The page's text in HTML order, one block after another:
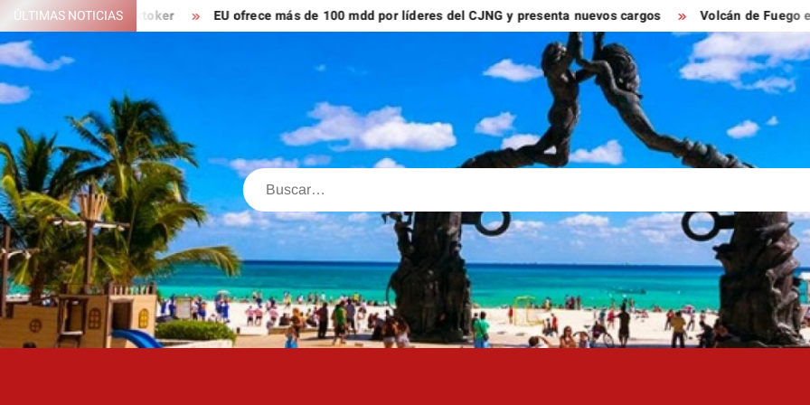
Saltar
al
contenido
ÚLTIMAS NOTICIAS
ahora es tiktoker EU ofrece más de 100 mdd por líderes del CJNG y presenta nuevos cargos Volcán de Fuego entra en
Buscar